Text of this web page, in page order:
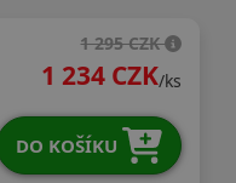
1 295 CZK
1 234 CZK/ks
DO KOŠÍKU